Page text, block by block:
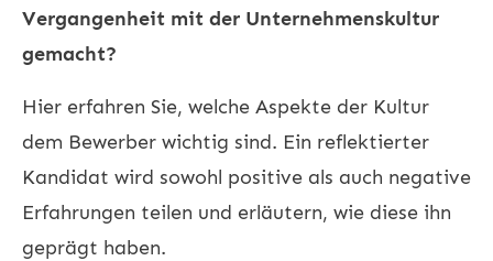
Vergangenheit mit der Unternehmenskultur
gemacht?
Hier erfahren Sie, welche Aspekte der Kultur
dem Bewerber wichtig sind. Ein reflektierter
Kandidat wird sowohl positive als auch negative
Erfahrungen teilen und erläutern, wie diese ihn
geprägt haben.